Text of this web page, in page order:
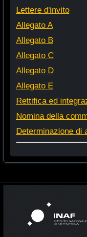
Lettere d'invito
Allegato A
Allegato B
Allegato C
Allegato D
Allegato E
Rettifica ed
Nomina della
Determinazione di